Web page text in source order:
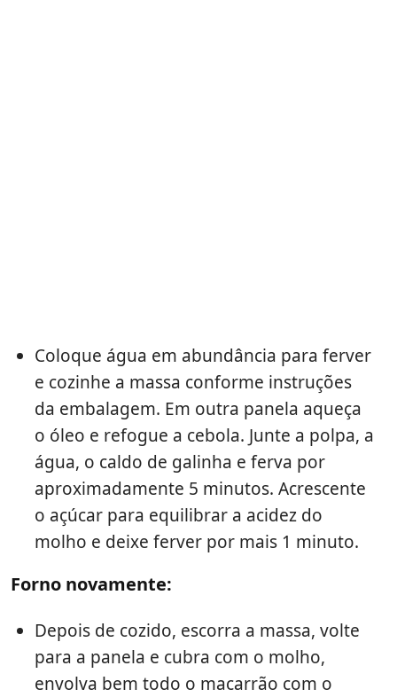
Coloque água em abundância para ferver
e cozinhe a massa conforme instruções
da embalagem. Em outra panela aqueça
o óleo e refogue a cebola. Junte a polpa, a
água, o caldo de galinha e ferva por
aproximadamente 5 minutos. Acrescente
o açúcar para equilibrar a acidez do
molho e deixe ferver por mais 1 minuto.
Forno novamente:
Depois de cozido, escorra a massa, volte
para a panela e cubra com o molho,
envolva bem todo o macarrão com o